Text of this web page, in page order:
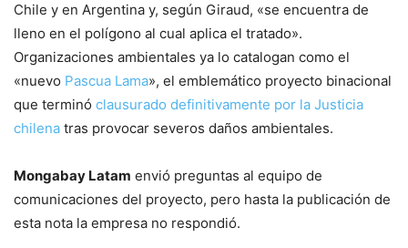
Chile y en Argentina y, según Giraud, «se encuentra de
lleno en el polígono al cual aplica el tratado».
Organizaciones ambientales ya lo catalogan como el
«nuevo Pascua Lama», el emblemático proyecto binacional
que terminó clausurado definitivamente por la Justicia
chilena tras provocar severos daños ambientales.
Mongabay Latam envió preguntas al equipo de
comunicaciones del proyecto, pero hasta la publicación de
esta nota la empresa no respondió.